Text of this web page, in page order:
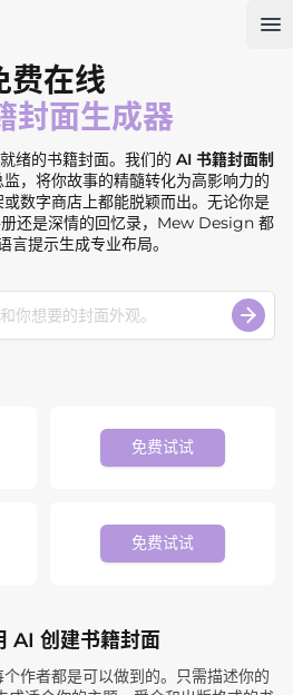
费在线
封面生成器
绪的书籍封面。我们的 AI 书籍封面制
，将你故事的精髓转化为高影响力的
数字商店上都能脱颖而出。无论你是
还是深情的回忆录，Mew Design 都
言提示生成专业布局。
免费试试
免费试试
AI 创建书籍封面
作者都是可以做到的。只需描述你的